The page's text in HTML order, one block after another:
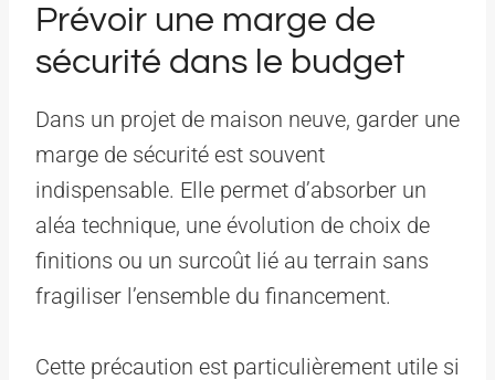
Prévoir une marge de
sécurité dans le budget
Dans un projet de maison neuve, garder une
marge de sécurité est souvent
indispensable. Elle permet d’absorber un
aléa technique, une évolution de choix de
finitions ou un surcoût lié au terrain sans
fragiliser l’ensemble du financement.
Cette précaution est particulièrement utile si